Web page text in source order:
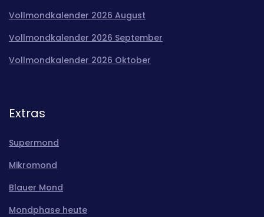
Vollmondkalender 2026 August
Vollmondkalender 2026 September
Vollmondkalender 2026 Oktober
Extras
Supermond
Mikromond
Blauer Mond
Mondphase heute